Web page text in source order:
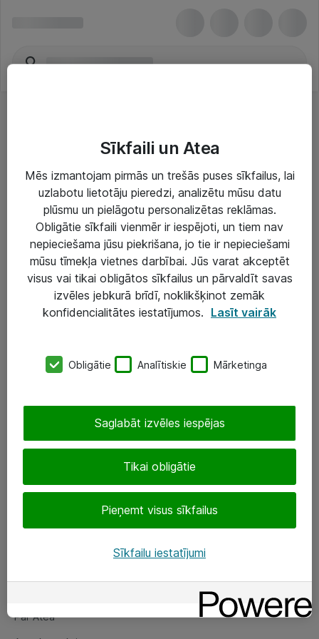
Risinājumi & Pakalpojumi
IT serviss un atbalsts
IT infrastruktūra
Darba vietu IT risinājumi
Serveri un datu centri
SIA „ATEA”
eShop@atea.lv
Sekojiet mums
Par Atea
Par Atea
Sīkfaili un Atea
Mēs izmantojam pirmās un trešās puses sīkfailus, lai
uzlabotu lietotāju pieredzi, analizētu mūsu datu
plūsmu un pielāgotu personalizētas reklāmas.
Obligātie sīkfaili vienmēr ir iespējoti, un tiem nav
nepieciešama jūsu piekrišana, jo tie ir nepieciešami
mūsu tīmekļa vietnes darbībai. Jūs varat akceptēt
visus vai tikai obligātos sīkfailus un pārvaldīt savas
izvēles jebkurā brīdī, noklikšķinot zemāk
konfidencialitātes iestatījumos. Lasīt vairāk
Obligātie Analītiskie Mārketinga
Tikai obligātie
Pieņemt visus sīkfailus
Saglabāt izvēles iespējas
Sīkfailu iestatījumi